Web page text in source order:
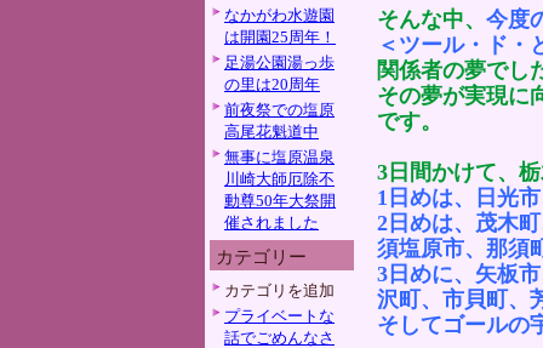
なかがわ水遊園
は開園25周年！
足湯公園湯っ歩
の里は20周年
前夜祭での塩原
高尾花魁道中
無事に塩原温泉
川崎大師厄除不
動尊50年大祭開
催されました
カテゴリー
カテゴリを追加
プライベートな
話でごめんなさ
そんな中、 今度
＜ツール・ド・
関係者の夢でし
その夢が実現に
です。
3日間かけて、
1日めは、日光
2日めは、茂木
須塩原市、那須
3日めに、矢板
沢町、市貝町、
そしてゴールの